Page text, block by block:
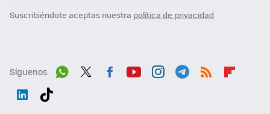
Suscribiéndote aceptas nuestra política de privacidad
Síguenos